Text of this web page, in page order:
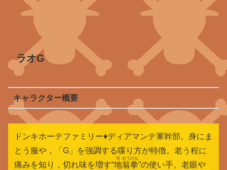
ラオG
キャラクター概要
ドンキホーテファミリー♦ディアマンテ軍幹部。身にま
とう服や，「G」を強調する喋り方が特徴。老う程に
痛みを知り，切れ味を増す“地
G
翁拳
おうけん
”の使い手。老眼や